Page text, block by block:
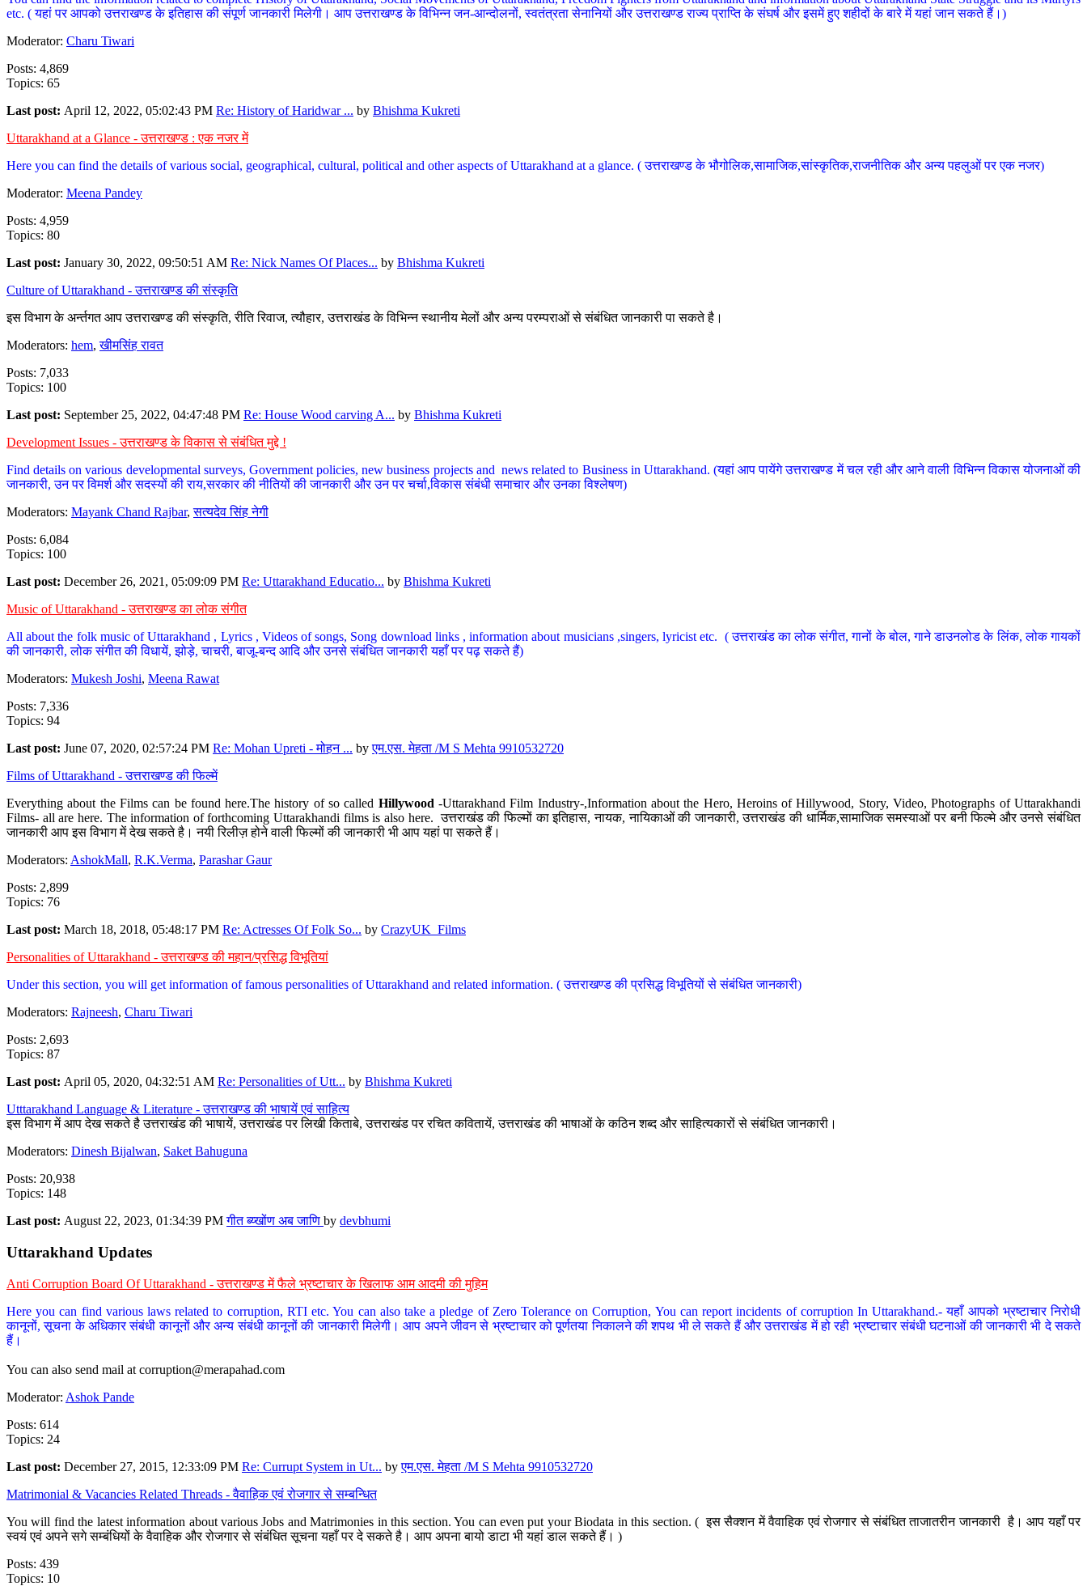
etc. ( यहां पर आपको उत्तराखण्ड के इतिहास की संपूर्ण जानकारी मिलेगी। आप उत्तराखण्ड के विभिन्न जन-आन्दोलनों, स्वतंत्रता सेनानियों और उत्तराखण्ड राज्य प्राप्ति के संघर्ष और इसमें हुए शहीदों के बारे में यहां जान सकते हैं।)
Moderator: Charu Tiwari
Posts: 4,869
Topics: 65
Last post: April 12, 2022, 05:02:43 PM Re: History of Haridwar ... by Bhishma Kukreti
Uttarakhand at a Glance - उत्तराखण्ड : एक नजर में
Here you can find the details of various social, geographical, cultural, political and other aspects of Uttarakhand at a glance. ( उत्तराखण्ड के भौगोलिक,सामाजिक,सांस्कृतिक,राजनीतिक और अन्य पहलुओं पर एक नजर)
Moderator: Meena Pandey
Posts: 4,959
Topics: 80
Last post: January 30, 2022, 09:50:51 AM Re: Nick Names Of Places... by Bhishma Kukreti
Culture of Uttarakhand - उत्तराखण्ड की संस्कृति
इस विभाग के अर्न्तगत आप उत्तराखण्ड की संस्कृति, रीति रिवाज, त्यौहार, उत्तराखंड के विभिन्न स्थानीय मेलों और अन्य परम्पराओं से संबंधित जानकारी पा सकते है।
Moderators: hem,खीमसिंह रावत
Posts: 7,033
Topics: 100
Last post: September 25, 2022, 04:47:48 PM Re: House Wood carving A... by Bhishma Kukreti
Development Issues - उत्तराखण्ड के विकास से संबंधित मुद्दे !
Find details on various developmental surveys, Government policies, new business projects and news related to Business in Uttarakhand. (यहां आप पायेंगे उत्तराखण्ड में चल रही और आने वाली विभिन्न विकास योजनाओं की
जानकारी, उन पर विमर्श और सदस्यों की राय,सरकार की नीतियों की जानकारी और उन पर चर्चा,विकास संबंधी समाचार और उनका विश्लेषण)
Moderators: Mayank Chand Rajbar,सत्यदेव सिंह नेगी
Posts: 6,084
Topics: 100
Last post: December 26, 2021, 05:09:09 PM Re: Uttarakhand Educatio... by Bhishma Kukreti
Music of Uttarakhand - उत्तराखण्ड का लोक संगीत
All about the folk music of Uttarakhand , Lyrics , Videos of songs, Song download links , information about musicians ,singers, lyricist etc. ( उत्तराखंड का लोक संगीत, गानों के बोल, गाने डाउनलोड के लिंक, लोक गायकों
की जानकारी, लोक संगीत की विधायें, झोड़े, चाचरी, बाजू-बन्द आदि और उनसे संबंधित जानकारी यहाँ पर पढ़ सकते हैं)
Moderators: Mukesh Joshi, Meena Rawat
Posts: 7,336
Topics: 94
Last post: June 07, 2020, 02:57:24 PM Re: Mohan Upreti - मोहन ... byएम.एस. मेहता /M S Mehta 9910532720
Films of Uttarakhand - उत्तराखण्ड की फिल्में
Everything about the Films can be found here.The history of so called Hillywood-Uttarakhand Film Industry-,Information about the Hero, Heroins of Hillywood, Story, Video, Photographs of Uttarakhandi
Films- all are here. The information of forthcoming Uttarakhandi films is also here. उत्तराखंड की फिल्मों का इतिहास, नायक, नायिकाओं की जानकारी, उत्तराखंड की धार्मिक,सामाजिक समस्याओं पर बनी फिल्मे और उनसे संबंधित
जानकारी आप इस विभाग में देख सकते है। नयी रिलीज़ होने वाली फिल्मों की जानकारी भी आप यहां पा सकते हैं।
Moderators: AshokMall, R.K.Verma, Parashar Gaur
Posts: 2,899
Topics: 76
Last post: March 18, 2018, 05:48:17 PM Re: Actresses Of Folk So... by CrazyUK_Films
Personalities of Uttarakhand - उत्तराखण्ड की महान/प्रसिद्ध विभूतियां
Under this section, you will get information of famous personalities of Uttarakhand and related information. ( उत्तराखण्ड की प्रसिद्ध विभूतियों से संबंधित जानकारी)
Moderators: Rajneesh, Charu Tiwari
Posts: 2,693
Topics: 87
Last post: April 05, 2020, 04:32:51 AM Re: Personalities of Utt... by Bhishma Kukreti
Utttarakhand Language & Literature - उत्तराखण्ड की भाषायें एवं साहित्य
इस विभाग में आप देख सकते है उत्तराखंड की भाषायें, उत्तराखंड पर लिखी किताबे, उत्तराखंड पर रचित कवितायें, उत्तराखंड की भाषाओं के कठिन शब्द और साहित्यकारों से संबंधित जानकारी।
Moderators: Dinesh Bijalwan, Saket Bahuguna
Posts: 20,938
Topics: 148
Last post: August 22, 2023, 01:34:39 PMगीत ब्य्खोंण अब जाणि by devbhumi
Uttarakhand Updates
Anti Corruption Board Of Uttarakhand - उत्तराखण्ड में फैले भ्रष्टाचार के खिलाफ आम आदमी की मुहिम
Here you can find various laws related to corruption, RTI etc. You can also take a pledge of Zero Tolerance on Corruption, You can report incidents of corruption In Uttarakhand.- यहाँ आपको भ्रष्टाचार निरोधी
कानूनों, सूचना के अधिकार संबंधी कानूनों और अन्य संबंधी कानूनों की जानकारी मिलेगी। आप अपने जीवन से भ्रष्टाचार को पूर्णतया निकालने की शपथ भी ले सकते हैं और उत्तराखंड में हो रही भ्रष्टाचार संबंधी घटनाओं की जानकारी भी दे सकते
हैं।
You can also send mail at corruption@merapahad.com
Moderator: Ashok Pande
Posts: 614
Topics: 24
Last post: December 27, 2015, 12:33:09 PM Re: Currupt System in Ut... byएम.एस. मेहता /M S Mehta 9910532720
Matrimonial & Vacancies Related Threads - वैवाहिक एवं रोजगार से सम्बन्धित
You will find the latest information about various Jobs and Matrimonies in this section. You can even put your Biodata in this section. ( इस सैक्शन में वैवाहिक एवं रोजगार से संबंधित ताजातरीन जानकारी है। आप यहाँ पर
स्वयं एवं अपने सगे सम्बंधियों के वैवाहिक और रोजगार से संबंधित सूचना यहाँ पर दे सकते है। आप अपना बायो डाटा भी यहां डाल सकते हैं। )
Posts: 439
Topics: 10